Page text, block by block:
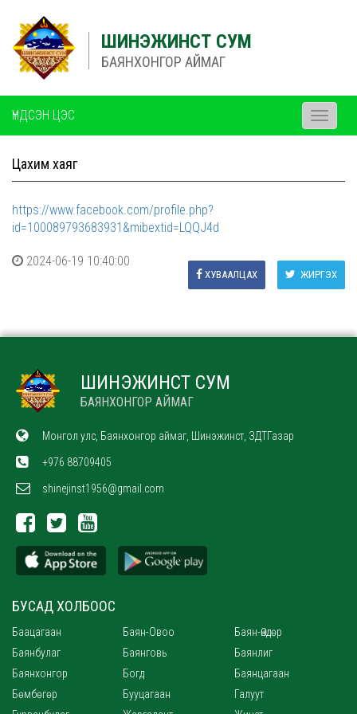
ШИНЭЖИНСТ СУМ
БАЯНХОНГОР АЙМАГ
ҮНДСЭН ЦЭС
Toggle
Цахим хаяг
https://www.facebook.com/profile.php?
id=100089793683931&mibextid=LQQJ4d
2024-06-19 10:40:00
ЖИРГЭХ
ХУВААЛЦАХ
ШИНЭЖИНСТ СУМ
БАЯНХОНГОР АЙМАГ
Монгол улс, Баянхонгор аймаг, Шинэжинст, ЗДТГазар
+976 88709405
shinejinst1956@gmail.com
БУСАД ХОЛБООС
Баацагаан Баян-Овоо
Баян-Өндөр
Баянбулаг
Баянговь
Баянлиг
Баянхонгор
Богд
Баянцагаан
Бөмбөгөр
Бууцагаан
Галуут